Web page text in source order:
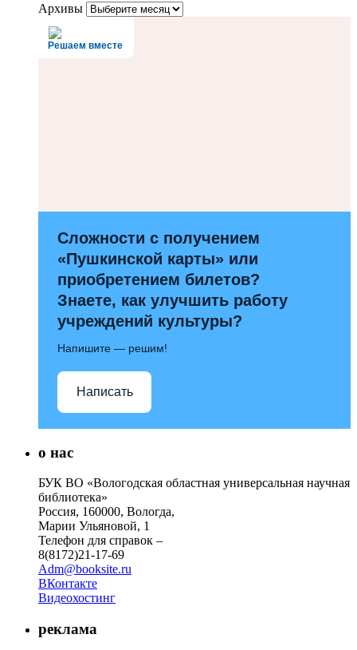
Архивы
Решаем вместе
Сложности с получением
«Пушкинской карты» или
приобретением билетов?
Знаете, как улучшить работу
учреждений культуры?
Напишите — решим!
Написать
о нас
БУК ВО «Вологодская областная универсальная научная
библиотека»
Россия, 160000, Вологда,
Марии Ульяновой, 1
Телефон для справок –
8(8172)21-17-69
Adm@booksite.ru
ВКонтакте
Видеохостинг
реклама